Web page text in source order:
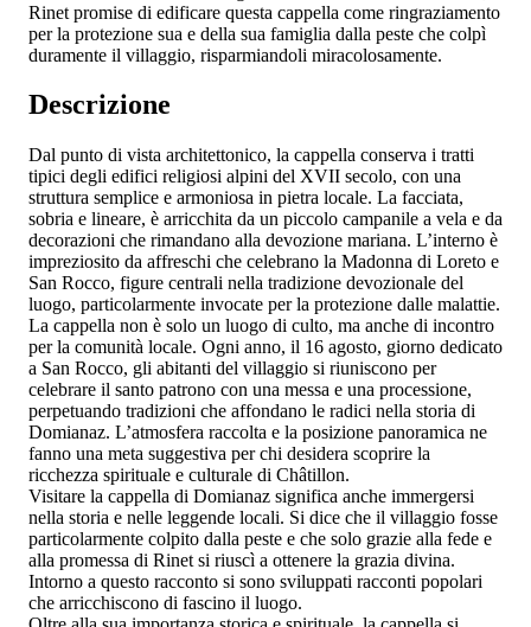
Rinet promise di edificare questa cappella come ringraziamento
per la protezione sua e della sua famiglia dalla peste che colpì
duramente il villaggio, risparmiandoli miracolosamente.
Descrizione
Dal punto di vista architettonico, la cappella conserva i tratti
tipici degli edifici religiosi alpini del XVII secolo, con una
struttura semplice e armoniosa in pietra locale. La facciata,
sobria e lineare, è arricchita da un piccolo campanile a vela e da
decorazioni che rimandano alla devozione mariana. L’interno è
impreziosito da affreschi che celebrano la Madonna di Loreto e
San Rocco, figure centrali nella tradizione devozionale del
luogo, particolarmente invocate per la protezione dalle malattie.
La cappella non è solo un luogo di culto, ma anche di incontro
per la comunità locale. Ogni anno, il 16 agosto, giorno dedicato
a San Rocco, gli abitanti del villaggio si riuniscono per
celebrare il santo patrono con una messa e una processione,
perpetuando tradizioni che affondano le radici nella storia di
Domianaz. L’atmosfera raccolta e la posizione panoramica ne
fanno una meta suggestiva per chi desidera scoprire la
ricchezza spirituale e culturale di Châtillon.
Visitare la cappella di Domianaz significa anche immergersi
nella storia e nelle leggende locali. Si dice che il villaggio fosse
particolarmente colpito dalla peste e che solo grazie alla fede e
alla promessa di Rinet si riuscì a ottenere la grazia divina.
Intorno a questo racconto si sono sviluppati racconti popolari
che arricchiscono di fascino il luogo.